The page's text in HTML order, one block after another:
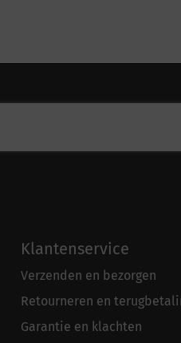
Klantenservice
Verzenden en bezorgen
Retourneren en
Garantie en klachten